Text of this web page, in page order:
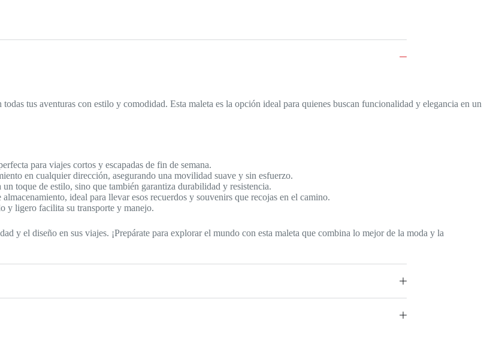
tus aventuras con estilo y comodidad. Esta maleta es la opción ideal para quienes buscan funcionalidad y elegancia en un
para viajes cortos y escapadas de fin de semana.
en cualquier dirección, asegurando una movilidad suave y sin esfuerzo.
toque de estilo, sino que también garantiza durabilidad y resistencia.
ideal para llevar esos recuerdos y souvenirs que recojas en el camino.
y ligero facilita su transporte y manejo.
y el diseño en sus viajes. ¡Prepárate para explorar el mundo con esta maleta que combina lo mejor de la moda y la